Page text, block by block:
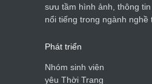
sưu tầm hình ảnh, thông
nổi tiếng trong ngành nghề
Phát triển
Nhóm sinh viên
yêu Thời Trang